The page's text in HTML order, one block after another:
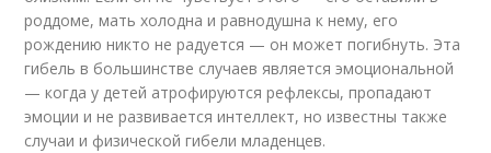
роддоме, мать холодна и равнодушна к нему, его
рождению никто не радуется — он может погибнуть. Эта
гибель в большинстве случаев является эмоциональной
— когда у детей атрофируются рефлексы, пропадают
эмоции и не развивается интеллект, но известны также
случаи и физической гибели младенцев.